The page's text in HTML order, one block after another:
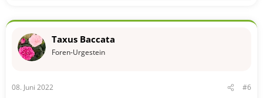
k
o
:
Taxus Baccata
Foren-Urgestein
08. Juni 2022 #6